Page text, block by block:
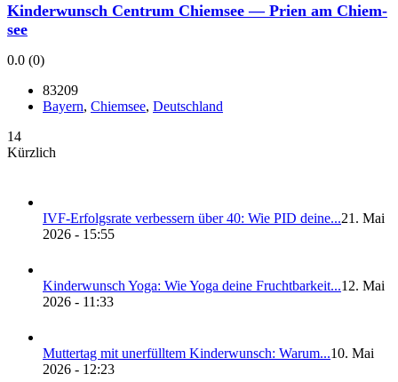
Kin­der­wunsch Cen­trum Chiem­see — Prien am Chiem­
see
0.0 (0)
83209
Bay­ern, Chiem­see, Deutsch­land
14
Kürzlich
IVF-Erfolgs­ra­te ver­bes­sern über 40: Wie PID dei­ne...21. Mai
2026 - 15:55
Kin­der­wunsch Yoga: Wie Yoga dei­ne Frucht­bar­keit...12. Mai
2026 - 11:33
Mut­ter­tag mit uner­füll­tem Kin­der­wunsch: War­um...10. Mai
2026 - 12:23